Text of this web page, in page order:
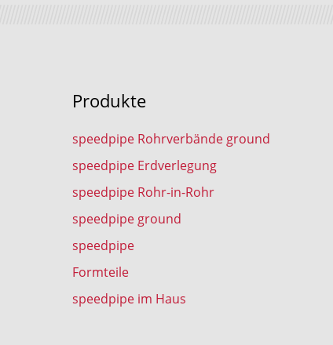
Produkte
speedpipe Rohrverbände ground
speedpipe Erdverlegung
speedpipe Rohr-in-Rohr
speedpipe ground
speedpipe
Formteile
speedpipe im Haus